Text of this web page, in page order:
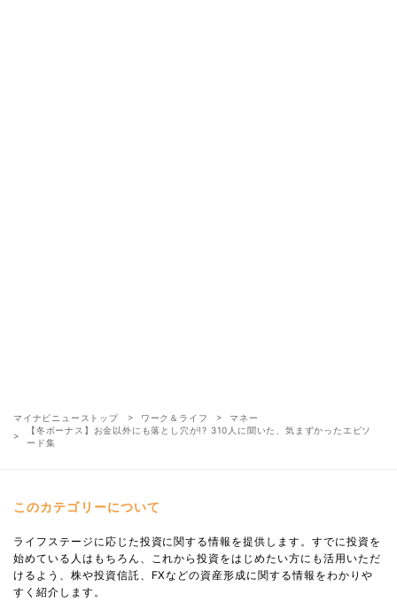
マイナビニューストップ ワーク＆ライフ
マネー
【冬ボーナス】お金以外にも落とし穴が!? 310人に聞いた、気まずかったエピソ
ード集
このカテゴリーについて
ライフステージに応じた投資に関する情報を提供します。すでに投資を
始めている人はもちろん、これから投資をはじめたい方にも活用いただ
けるよう、株や投資信託、FXなどの資産形成に関する情報をわかりや
すく紹介します。